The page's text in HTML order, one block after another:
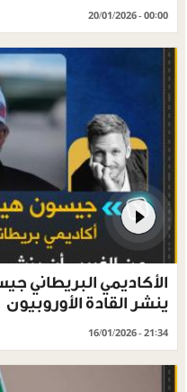
20/01/2026 - 00:00
الأكاديمي
ينشر القادة الأوروبيون
16/01/2026 - 21:34